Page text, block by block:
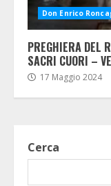
Don Enrico
PREGHIERA DEL
SACRI CUORI –
17 Maggio 2024
Cerca